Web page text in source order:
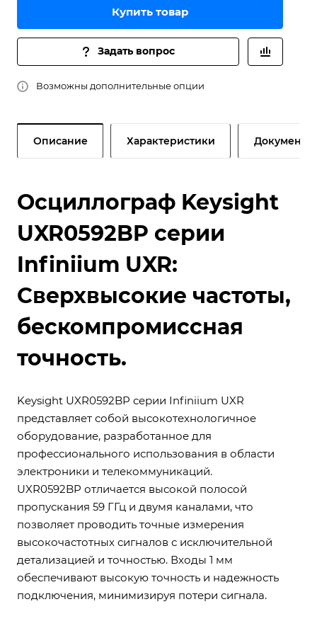
Купить товар
Задать вопрос
Возможны дополнительные опции
Описание Характеристики Документы
Осциллограф Keysight
UXR0592BP серии
Infiniium UXR:
Сверхвысокие частоты,
бескомпромиссная
точность.
Keysight UXR0592BP серии Infiniium UXR
представляет собой высокотехнологичное
оборудование, разработанное для
профессионального использования в области
электроники и телекоммуникаций.
UXR0592BP отличается высокой полосой
пропускания 59 ГГц и двумя каналами, что
позволяет проводить точные измерения
высокочастотных сигналов с исключительной
детализацией и точностью. Входы 1 мм
обеспечивают высокую точность и надежность
подключения, минимизируя потери сигнала.